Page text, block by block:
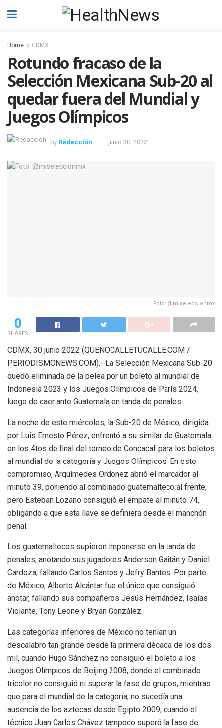
Home CDMX
Rotundo fracaso de la
Selección Mexicana Sub-20 al
quedar fuera del Mundial y
Juegos Olímpicos
by Redacción junio 30, 2022
Foto: @miseleccionmx
0
SHARES
CDMX, 30 junio 2022 (QUENOCALLETUCALLE.COM /
PERIODISMONEWS.COM).- La Selección Mexicana Sub-20
quedó eliminada de la pelea por un boleto al mundial de
Indonesia 2023 y los Juegos Olímpicos de París 2024,
luego de caer ante Guatemala en tanda de penales.
La noche de este miércoles, la Sub-20 de México, dirigida
por Luis Ernesto Pérez, enfrentó a su similar de Guatemala
en los 4tos de final del torneo de Concacaf para los boletos
al mundial de la categoría y Juegos Olímpicos. En este
compromiso, Arquímedes Ordonez abrió el marcador al
minuto 39, poniendo al combinado guatemalteco al frente,
pero Esteban Lozano consiguió el empate al minuto 74,
obligando a que esta llave se definiera desde el manchón
penal.
Los guatemaltecos supieron imponerse en la tanda de
penales, anotando sus jugadores Anderson Gaitán y Daniel
Cardoza, fallando Carlos Santos y Jefry Bantes. Por parte
de México, Alberto Alcántar fue el único que consiguió
anotar, fallando sus compañeros Jesús Hernández, Isaías
Violante, Tony Leone y Bryan González.
Las categorías inferiores de México no tenían un
descalabro tan grande desde la primera década de los dos
mil, cuando Hugo Sánchez no consiguió el boleto a los
Juegos Olímpicos de Beijing 2008, donde el combinado
tricolor no consiguió ni superar la fase de grupos, mientras
que para el mundial de la categoría, no sucedía una
ausencia de los aztecas desde Egipto 2009, cuando el
técnico Juan Carlos Chávez tampoco superó la fase de